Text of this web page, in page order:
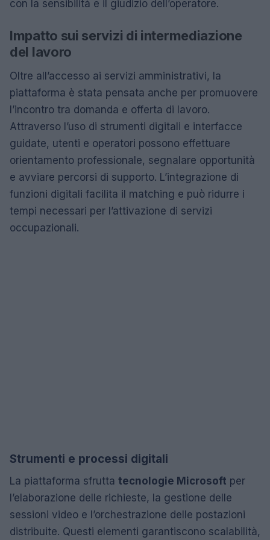
con la sensibilità e il giudizio dell’operatore.
Impatto sui servizi di intermediazione
del lavoro
Oltre all’accesso ai servizi amministrativi, la
piattaforma è stata pensata anche per promuovere
l’incontro tra domanda e offerta di lavoro.
Attraverso l’uso di strumenti digitali e interfacce
guidate, utenti e operatori possono effettuare
orientamento professionale, segnalare opportunità
e avviare percorsi di supporto. L’integrazione di
funzioni digitali facilita il matching e può ridurre i
tempi necessari per l’attivazione di servizi
occupazionali.
Strumenti e processi digitali
La piattaforma sfrutta tecnologie Microsoft per
l’elaborazione delle richieste, la gestione delle
sessioni video e l’orchestrazione delle postazioni
distribuite. Questi elementi garantiscono scalabilità,